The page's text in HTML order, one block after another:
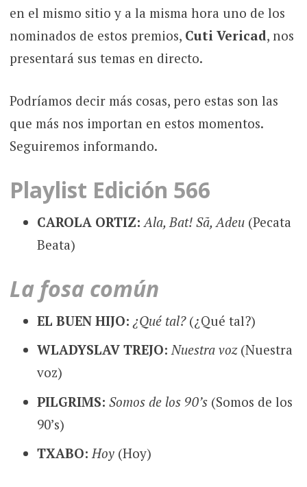
en el mismo sitio y a la misma hora uno de los
nominados de estos premios, Cuti Vericad, nos
presentará sus temas en directo.
Podríamos decir más cosas, pero estas son las
que más nos importan en estos momentos.
Seguiremos informando.
Playlist Edición 566
CAROLA ORTIZ: Ala, Bat! Sã, Adeu(Pecata
Beata)
La fosa común
EL BUEN HIJO: ¿Qué tal?(¿Qué tal?)
WLADYSLAV TREJO: Nuestra voz(Nuestra
voz)
PILGRIMS: Somos de los 90’s(Somos de los
90’s)
TXABO: Hoy(Hoy)